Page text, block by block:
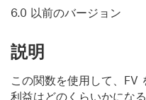
6.0 以前のバージョン
説明
この関数を使用して、FV
利益はどのくらいかにな